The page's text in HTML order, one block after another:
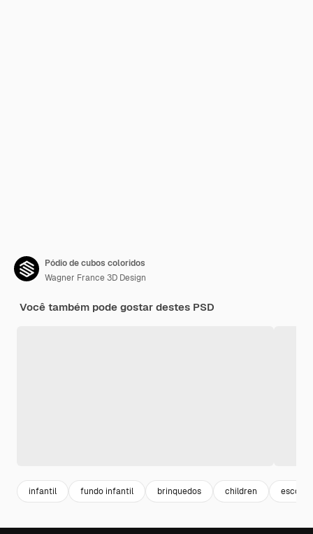
Pódio de cubos coloridos
Wagner France 3D Design
Você também pode gostar destes PSD
infantil fundo infantil brinquedos children escola